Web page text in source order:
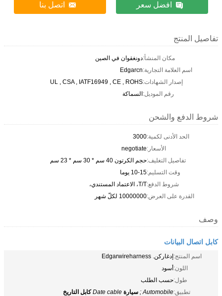
افضل سعر اتصل بنا
تفاصيل المنتج
مكان المنشأ:دونغقوان في الصين
اسم العلامة التجارية:Edgarcn
إصدار الشهادات:UL , CSA , IATF16949 , CE , ROHS
رقم الموديل:السماكة
شروط الدفع والشحن
الحد الأدنى لكمية:3000
الأسعار:negotiate
تفاصيل التغليف:حجم الكرتون 40 سم * 30 سم * 23 سم
وقت التسليم:10-15 يوما
شروط الدفع:T/T، الاعتماد المستندي،
القدرة على العرض:10000000 لكلّ شهر
وصف
كابل اتصال البيانات
اسم المنتج:إدغاركن. Edgarwireharness
اللون:أسود
طول:حسب الطلب
تطبيق:Automobile ; سيارة Date cable كابل التاريخ